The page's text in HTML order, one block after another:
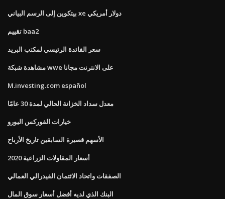
بيتكوين إلى الرسم البياني xe دولار أمريكي
تقييم baa2
سعر الفائدة الرئيسي لمكتب البريد
مشاهدة شبكة wwe على الانترنت مجانا
M.investing.com español
معدل سداد الخزانة الحالي لمدة 30 عامًا
خيارات الفوركس اليورو
الأسهم قصيرة السابقين تاريخ الأرباح
أسعار المقاولات الزراعية 2020
الصفقات واتحاد الائتمان الفيدرالي العمالي
البنك الذي لديه أفضل أسعار سوق المال